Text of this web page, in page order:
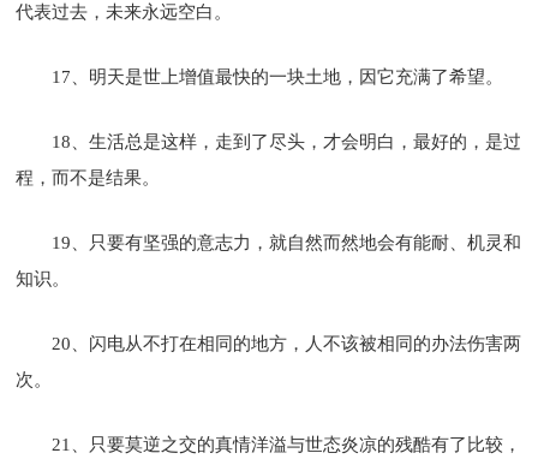
代表过去，未来永远空白。
17、明天是世上增值最快的一块土地，因它充满了希望。
18、生活总是这样，走到了尽头，才会明白，最好的，是过
程，而不是结果。
19、只要有坚强的意志力，就自然而然地会有能耐、机灵和
知识。
20、闪电从不打在相同的地方，人不该被相同的办法伤害两
次。
21、只要莫逆之交的真情洋溢与世态炎凉的残酷有了比较，